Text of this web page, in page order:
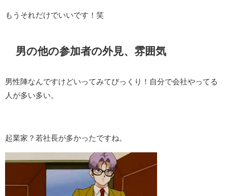
もうそれだけでいいです！笑
男の他の参加者の外見、雰囲気
男性陣なんですけどいってみてびっくり！自分で会社やってる
人が多い多い。
起業家？若社長が多かったですね。